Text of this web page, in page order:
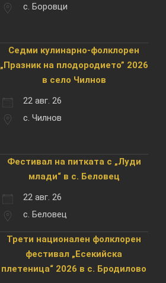
с. Боровци
Седми кулинарно-фолклорен
„Празник на плодородието” 2026
в село Чилнов
22 авг. 26
с. Чилнов
Фестивал на питката с „Луди
млади“ в с. Беловец
22 авг. 26
с. Беловец
Трети национален фолклорен
фестивал „Есекийска
плетеница“ 2026 в с. Бродилово